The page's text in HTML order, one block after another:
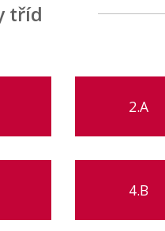
tříd
2.A
4.B